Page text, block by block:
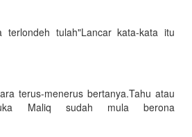
tulah"Lancar kata-kata itu
terus-menerus bertanya.Tahu atau
Maliq sudah mula berona